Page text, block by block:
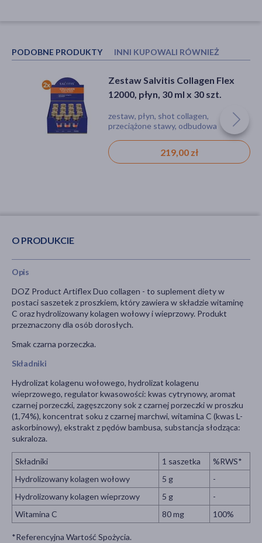
PODOBNE PRODUKTY INNI KUPOWALI RÓWNIEŻ
Zestaw Salvitis Collagen Flex
12000, płyn, 30 ml x 30 szt.
zestaw, płyn, shot collagen,
przeciążone stawy, odbudowa
219,00 zł
DOZ Product Artiflex, kapsułki,
120 szt.
kapsułki, odbudowa chrząstki
stawowej, przeciążone stawy
49,99 zł
O PRODUKCIE
Opis
DOZ Product Artiflex Duo collagen - to suplement diety w
postaci saszetek z proszkiem, który zawiera w składzie witaminę
C oraz hydrolizowany kolagen wołowy i wieprzowy. Produkt
przeznaczony dla osób dorosłych.
Smak czarna porzeczka.
Składniki
Hydrolizat kolagenu wołowego, hydrolizat kolagenu
wieprzowego, regulator kwasowości: kwas cytrynowy, aromat
czarnej porzeczki, zagęszczony sok z czarnej porzeczki w proszku
(1,74%), koncentrat soku z czarnej marchwi, witamina C (kwas L-
askorbinowy), ekstrakt z pędów bambusa, substancja słodząca:
sukraloza.
Składniki 1 saszetka
%RWS*
Hydrolizowany kolagen wołowy
5 g
-
Hydrolizowany kolagen wieprzowy
5 g
-
Witamina C
80 mg 100%
*Referencyjna Wartość Spożycia.